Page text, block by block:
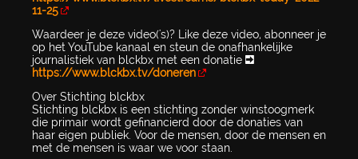
11-25
Waardeer je deze video('s)? Like deze video, abonneer je
op het YouTube kanaal en steun de onafhankelijke
journalistiek van blckbx met een donatie ➡
https://www.blckbx.tv/doneren
Over Stichting blckbx
Stichting blckbx is een stichting zonder winstoogmerk
die primair wordt gefinancierd door de donaties van
haar eigen publiek. Voor de mensen, door de mensen en
met de mensen is waar we voor staan.